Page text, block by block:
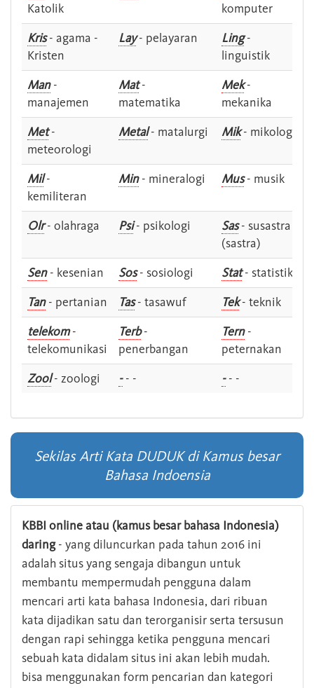
Katolik
komputer
Kris- agama -
Kristen
Lay- pelayaran Ling-
linguistik
Man-
manajemen
Mat-
matematika
Mek-
mekanika
Met-
meteorologi
Metal- matalurgi Mik- mikologi
Mil-
kemiliteran
Min- mineralogi Mus- musik
Olr- olahraga Psi- psikologi Sas- susastra -
(sastra)
Sen- kesenian Sos- sosiologi Stat- statistik
Tan- pertanian Tas- tasawuf Tek- teknik
telekom-
telekomunikasi
Terb-
penerbangan
Tern-
peternakan
Zool- zoologi -- - -- -
Sekilas Arti Kata DUDUK di Kamus besar
Bahasa Indoensia
KBBI online atau (kamus besar bahasa Indonesia)
daring- yang diluncurkan pada tahun 2016 ini
adalah situs yang sengaja dibangun untuk
membantu mempermudah pengguna dalam
mencari arti kata bahasa Indonesia, dari ribuan
kata dijadikan satu dan terorganisir serta tersusun
dengan rapi sehingga ketika pengguna mencari
sebuah kata didalam situs ini akan lebih mudah.
bisa menggunakan form pencarian dan kategori